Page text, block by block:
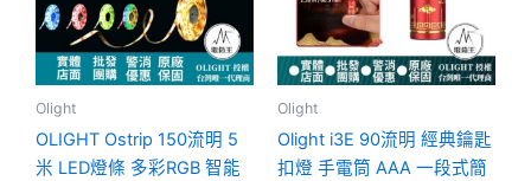
Olight
OLIGHT Ostrip 150流明 5
米 LED燈條 多彩RGB 智能
種
款
式。
在
產
Olight
Olight i3E 90流明 經典鑰匙
扣燈 手電筒 AAA 一段式簡
種
款
式。
在
產